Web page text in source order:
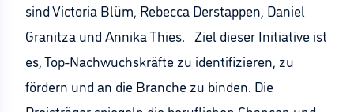
sind Victoria Blüm, Rebecca Derstappen, Daniel
Granitza und Annika Thies. Ziel dieser Initiative ist
es, Top-Nachwuchskräfte zu identifizieren, zu
fördern und an die Branche zu binden. Die